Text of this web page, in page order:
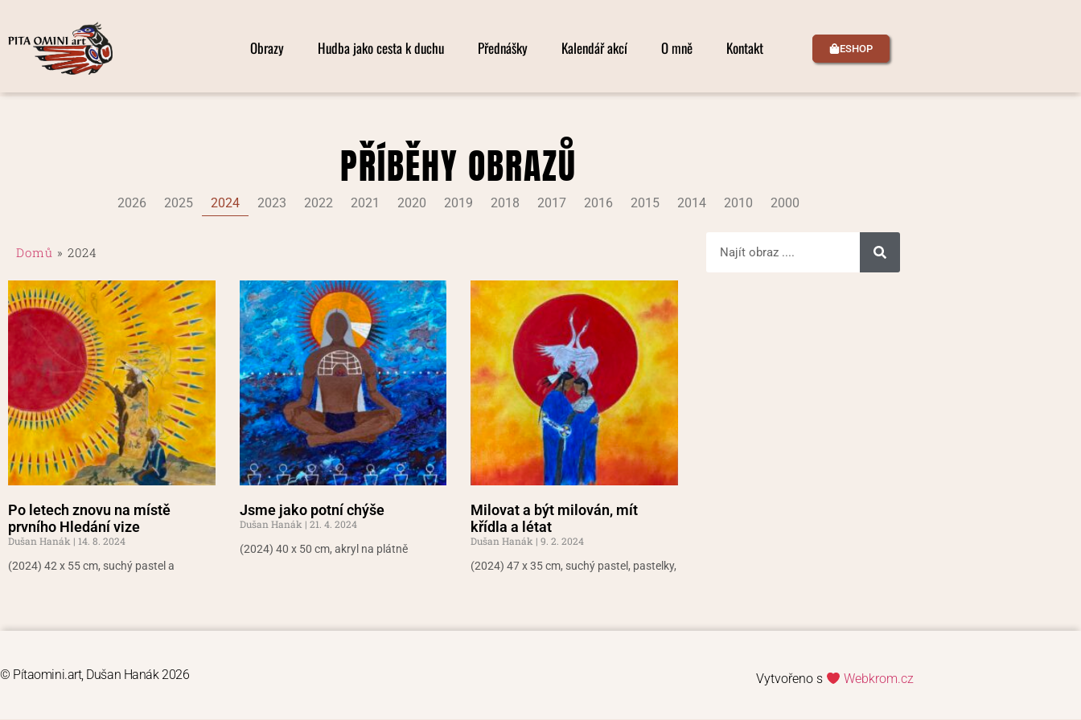
Obrazy Hudba jako cesta k duchu Přednášky Kalendář akcí O mně Kontakt ESHOP
PŘÍBĚHY OBRAZŮ
2026 2025 2024 2023 2022 2021 2020 2019 2018 2017 2016 2015 2014 2010 2000
Domů » 2024
Po letech znovu na místě
prvního Hledání vize
Dušan Hanák
14. 8. 2024
(2024) 42 x 55 cm, suchý pastel a
Jsme jako potní chýše
Dušan Hanák
21. 4. 2024
(2024) 40 x 50 cm, akryl na plátně
Milovat a být milován, mít
křídla a létat
Dušan Hanák
9. 2. 2024
(2024) 47 x 35 cm, suchý pastel, pastelky,
© Pítaomini.art, Dušan Hanák 2026 Vytvořeno s Webkrom.cz​